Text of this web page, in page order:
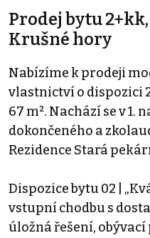
Prodej bytu
Krušné hory
Nabízíme k prodeji
vlastnictví o dispozici
67 m². Nachází se v
dokončeného a
Rezidence Stará
Dispozice bytu 02 |
vstupní chodbu s
úložná řešení,